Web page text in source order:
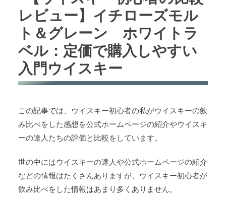
レビュー】イチローズモル
ト＆グレーン ホワイトラ
ベル：定価で購入しやすい
入門ウイスキー
この記事では、ウイスキー初心者の私がウイスキーの飲
み比べをした感想を公式ホームページの紹介やウイスキ
ーの達人たちの評価と比較をしています。
世の中にはウイスキーの達人や公式ホームページの紹介
などの情報はたくさんありますが、ウイスキー初心者が
飲み比べをした情報はあまり多くありません。